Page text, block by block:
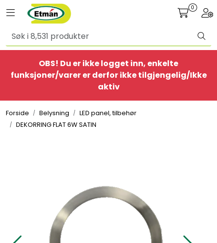
Skip to main content
Toggle navigation 0
OBS! Du er ikke logget inn, enkelte
funksjoner/varer er derfor ikke tilgjengelig/Ikke
aktiv
Forside Belysning
LED panel, tilbehør
DEKORRING FLAT 6W SATIN
Alle produkter
BestSelgere
Ethome
Sikringsmateriell